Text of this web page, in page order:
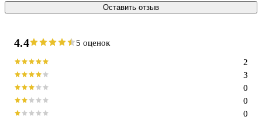
Оставить отзыв
4.4 5 оценок
0
0
0
3
2